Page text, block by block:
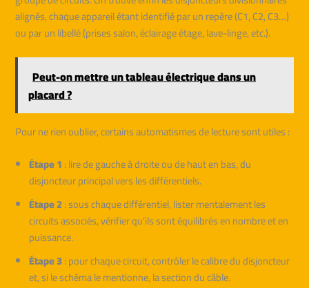
alignés, chaque appareil étant identifié par un repère (C1, C2, C3…)
ou par un libellé (prises salon, éclairage étage, lave-linge, etc.).
Peut-on mettre un tableau électrique dans un
placard ?
Pour ne rien oublier, certains automatismes de lecture sont utiles :
Étape 1: lire de gauche à droite ou de haut en bas, du
disjoncteur principal vers les différentiels.
Étape 2: sous chaque différentiel, lister mentalement les
circuits associés, vérifier qu’ils sont équilibrés en nombre et en
puissance.
Étape 3: pour chaque circuit, contrôler le calibre du disjoncteur
et, si le schéma le mentionne, la section du câble.